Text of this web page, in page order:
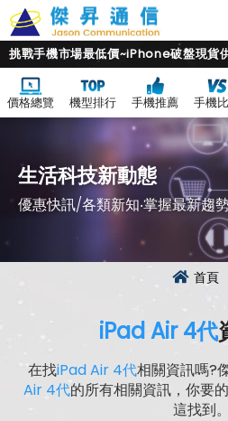
挑戰手機市場最低價~iPhone破盤現貨
價格總覽 機型排行 手機推薦 手機
生活科技新動態
優惠快訊/各類新知‧掌握最新趨
首頁
iPad Air 4代
在找iPad Air 4代相關資訊嗎?
Air 4代的所有相關資訊，你要的
這找到。